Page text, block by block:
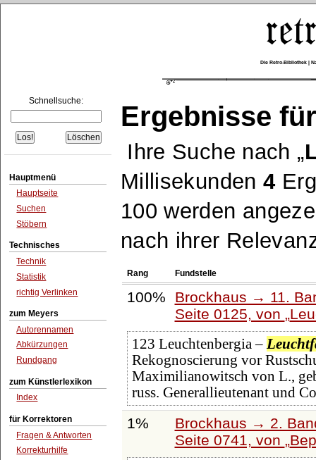
Die Retro-Bibliothek |
Schnellsuche:
Hauptmenü
Hauptseite
Suchen
Stöbern
Technisches
Technik
Statistik
richtig Verlinken
zum Meyers
Autorennamen
Abkürzungen
Rundgang
zum Künstlerlexikon
Index
für Korrektoren
Fragen & Antworten
Korrekturhilfe
Ergebnisse
Ihre Suche nach
Millisekunden4
100 werden
nach ihrer
Rang Fundstelle
100%
Brockhaus → 11.
Seite 0125, von
123 Leuchtenbergia –
Rekognoscierung vor
Maximilianowitsch von L.,
russ. Generallieutenant und
1%
Brockhaus → 2.
Seite 0741, von